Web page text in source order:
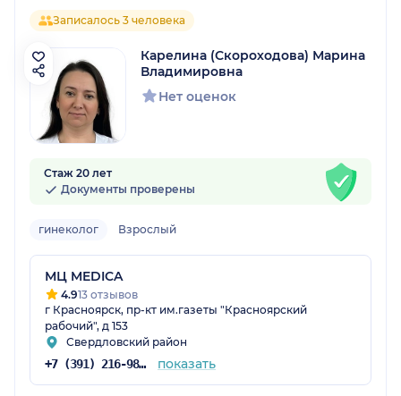
Записалось 3 человека
Карелина (Скороходова) Марина
Владимировна
Нет оценок
Стаж 20 лет
Документы проверены
гинеколог Взрослый
МЦ MEDICA
4.913 отзывов
г Красноярск, пр-кт им.газеты "Красноярский
рабочий", д 153
Свердловский район
+7 (391) 216-98-62 показать